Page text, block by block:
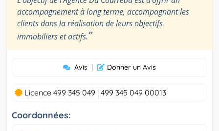
accompagnement à long terme, accompagnant les
clients dans la réalisation de leurs objectifs
immobiliers et actifs.”
Avis | Donner un Avis
Licence 499 345 049 | 499 345 049 00013
Coordonnées: